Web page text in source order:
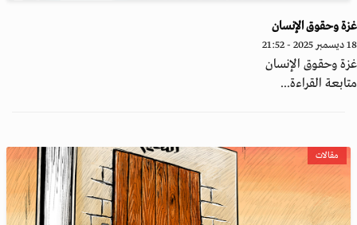
وحقوق الإنسان
21:52
وحقوق الإنسان
القراءة...
مقالات